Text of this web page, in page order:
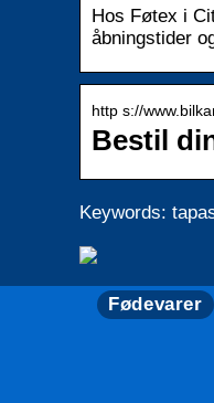
Hos Føtex i
åbningstider
http s://
Bestil
Keywords:
Fødevarer